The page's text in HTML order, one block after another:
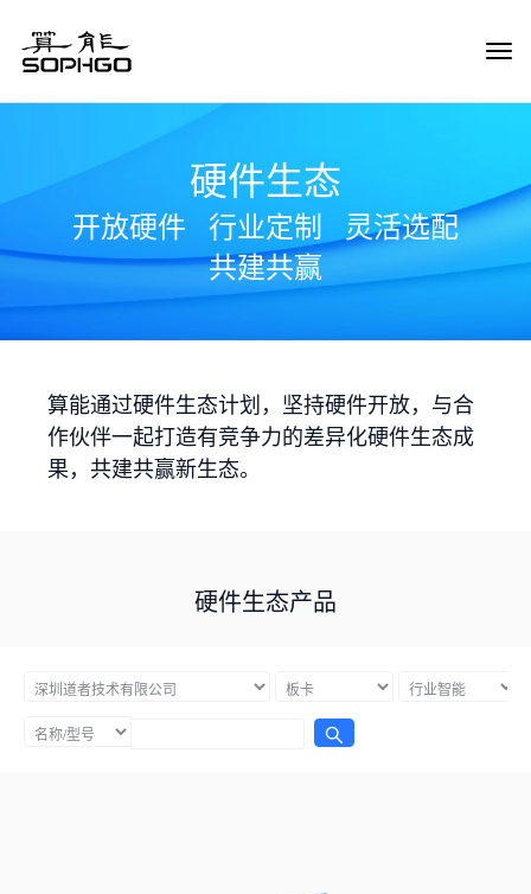
硬件生态
开放硬件 行业定制
灵活选配
共建共赢
算能通过硬件生态计划，坚持硬件开放，与合
作伙伴一起打造有竞争力的差异化硬件生态成
果，共建共赢新生态。
硬件生态产品